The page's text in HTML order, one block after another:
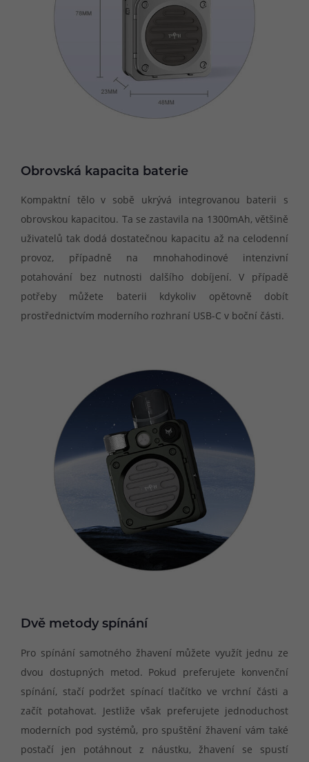
Obrovská kapacita baterie
Kompaktní tělo v sobě ukrývá integrovanou baterii s
obrovskou kapacitou. Ta se zastavila na 1300mAh, většině
uživatelů tak dodá dostatečnou kapacitu až na celodenní
provoz, případně na mnohahodinové intenzivní
potahování bez nutnosti dalšího dobíjení. V případě
potřeby můžete baterii kdykoliv opětovně dobít
prostřednictvím moderního rozhraní USB-C v boční části.
Dvě metody spínání
Pro spínání samotného žhavení můžete využít jednu ze
dvou dostupných metod. Pokud preferujete konvenční
spínání, stačí podržet spínací tlačítko ve vrchní části a
začít potahovat. Jestliže však preferujete jednoduchost
moderních pod systémů, pro spuštění žhavení vám také
postačí jen potáhnout z náustku, žhavení se spustí